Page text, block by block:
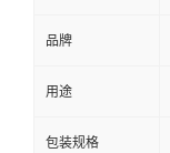
品牌
用途
包装规格